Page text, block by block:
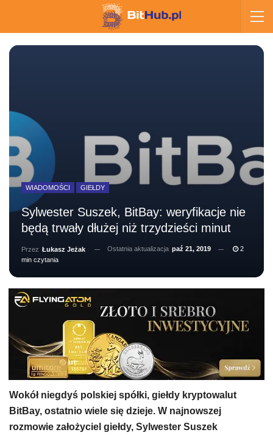
WIADOMOŚCI GIEŁDY
Sylwester Suszek, BitBay: weryfikacje nie
będą trwały dłużej niż trzydzieści minut
Przez Łukasz Jeżak Ostatnia aktualizacja paź 21, 2019
2
min czytania
Wokół niegdyś polskiej spółki, giełdy kryptowalut
BitBay, ostatnio wiele się dzieje. W najnowszej
rozmowie założyciel giełdy, Sylwester Suszek